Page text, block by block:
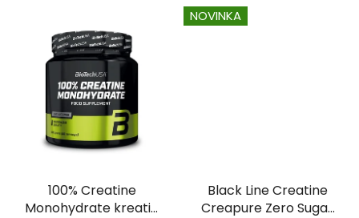
100% Creatine
Monohydrate kreatin
NOVINKA
Black Line Creatine
Creapure Zero Sugar